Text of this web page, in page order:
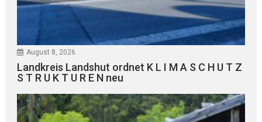
August 8, 2026
Landkreis Landshut ordnet K L I M A S C H U T Z
S T R U K T U R E N neu